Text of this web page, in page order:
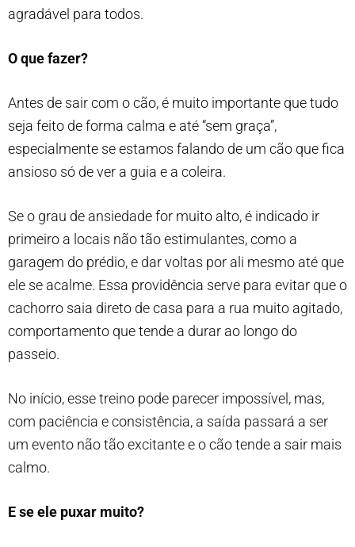
agradável para todos.
O que fazer?
Antes de sair com o cão, é muito importante que tudo
seja feito de forma calma e até “sem graça”,
especialmente se estamos falando de um cão que fica
ansioso só de ver a guia e a coleira.
Se o grau de ansiedade for muito alto, é indicado ir
primeiro a locais não tão estimulantes, como a
garagem do prédio, e dar voltas por ali mesmo até que
ele se acalme. Essa providência serve para evitar que o
cachorro saia direto de casa para a rua muito agitado,
comportamento que tende a durar ao longo do
passeio.
No início, esse treino pode parecer impossível, mas,
com paciência e consistência, a saída passará a ser
um evento não tão excitante e o cão tende a sair mais
calmo.
E se ele puxar muito?